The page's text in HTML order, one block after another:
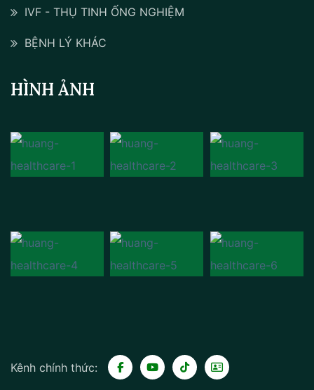
IVF - THỤ TINH ỐNG NGHIỆM
BỆNH LÝ KHÁC
HÌNH ẢNH
Kênh chính thức: